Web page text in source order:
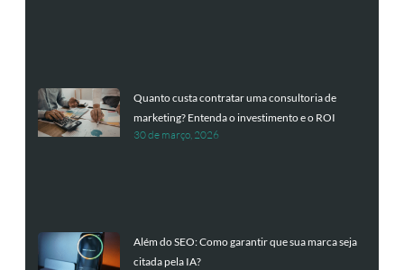
Quanto custa contratar uma consultoria de
marketing? Entenda o investimento e o ROI
30 de março, 2026
Além do SEO: Como garantir que sua marca seja
citada pela IA?